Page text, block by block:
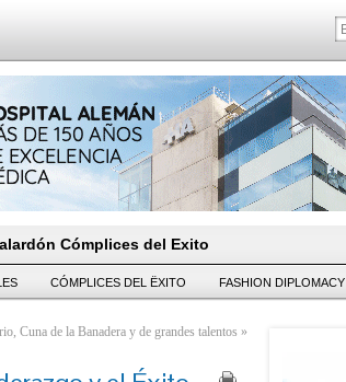
Cómplices del Exito
CÓMPLICES DEL ËXITO FASHION DIPLOMACY
Cuna de la Banadera y de grandes talentos »